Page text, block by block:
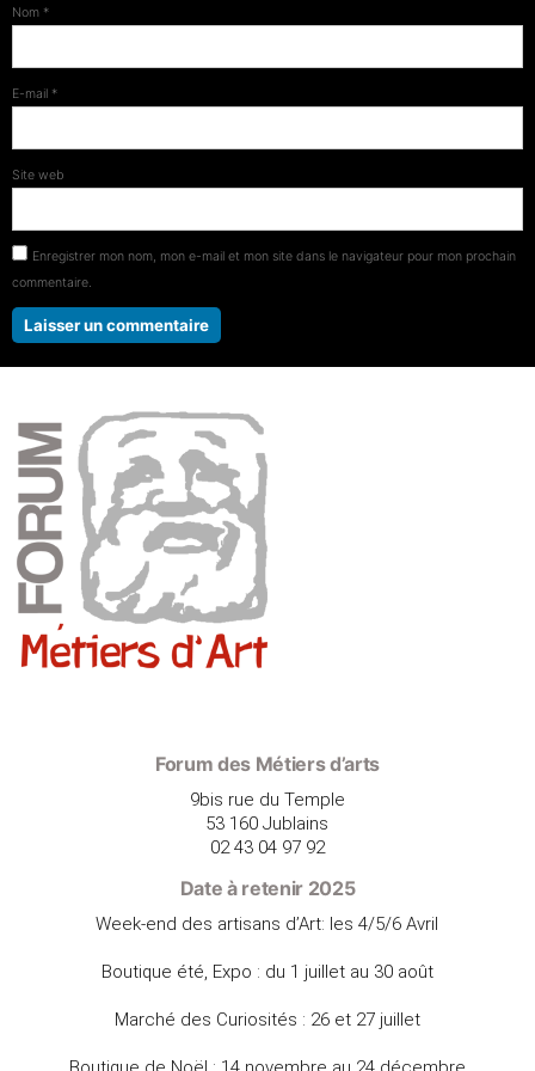
Nom *
E-mail *
Site web
Enregistrer mon nom, mon e-mail et mon site dans le navigateur pour mon prochain
commentaire.
Forum des Métiers d’arts
9bis rue du Temple
53 160 Jublains
02 43 04 97 92
Date à retenir 2025
Week-end des artisans d’Art: les 4/5/6 Avril
Boutique été, Expo : du 1 juillet au 30 août
Marché des Curiosités : 26 et 27 juillet